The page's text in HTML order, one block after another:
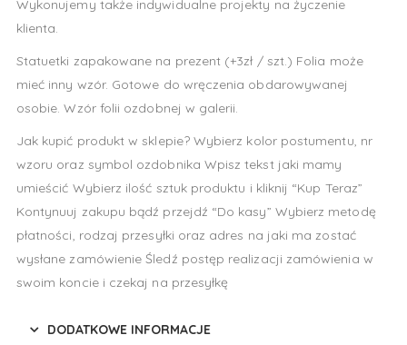
Wykonujemy także indywidualne projekty na życzenie
klienta.
Statuetki zapakowane na prezent (+3zł / szt.) Folia może
mieć inny wzór. Gotowe do wręczenia obdarowywanej
osobie. Wzór folii ozdobnej w galerii.
Jak kupić produkt w sklepie? Wybierz kolor postumentu, nr
wzoru oraz symbol ozdobnika Wpisz tekst jaki mamy
umieścić Wybierz ilość sztuk produktu i kliknij “Kup Teraz”
Kontynuuj zakupu bądź przejdź “Do kasy” Wybierz metodę
płatności, rodzaj przesyłki oraz adres na jaki ma zostać
wysłane zamówienie Śledź postęp realizacji zamówienia w
swoim koncie i czekaj na przesyłkę
DODATKOWE INFORMACJE